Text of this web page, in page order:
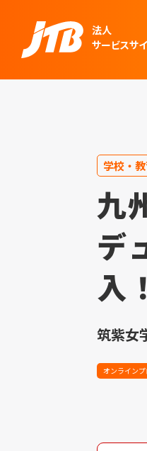
法人
サービスサ
学校・
九
デ
入！
筑紫女
オンライン